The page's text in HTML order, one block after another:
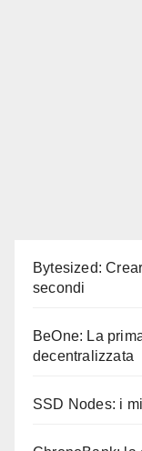
Bytesized:
secondi
BeOne: La
decentralizzata
SSD Nodes: i